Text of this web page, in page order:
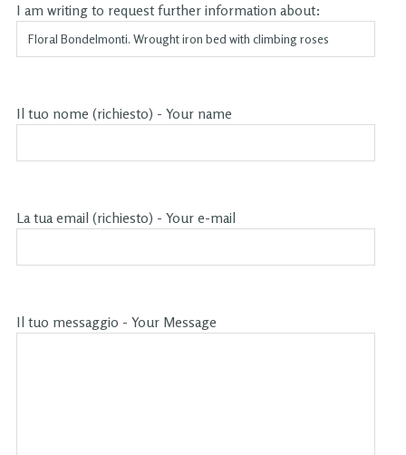
I am writing to request further information about:
Il tuo nome (richiesto) - Your name
La tua email (richiesto) - Your e-mail
Il tuo messaggio - Your Message